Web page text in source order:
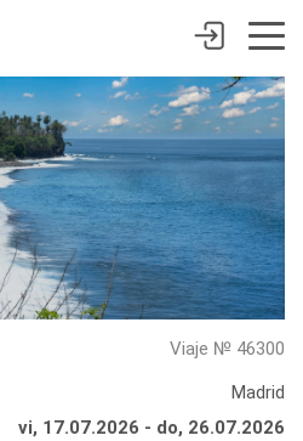
Viaje № 46300
Madrid
vi, 17.07.2026 - do, 26.07.2026